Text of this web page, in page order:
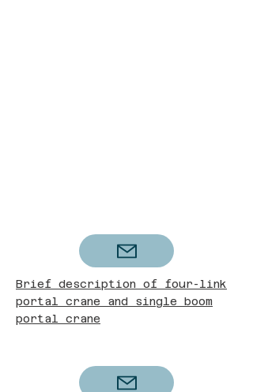
Brief description of four-link
portal crane and single boom
portal crane